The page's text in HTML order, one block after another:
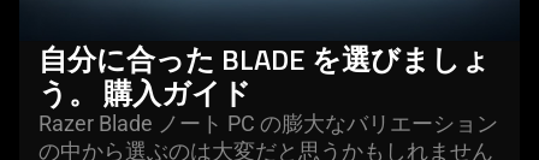
自分に合った BLADE を選びましょ
う。 購入ガイド
Razer Blade ノート PC の膨大なバリエーション
の中から選ぶのは大変だと思うかもしれません